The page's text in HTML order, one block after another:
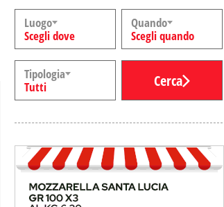
Luogo
Scegli dove
Quando
Scegli quando
Tipologia
Tutti
Cerca